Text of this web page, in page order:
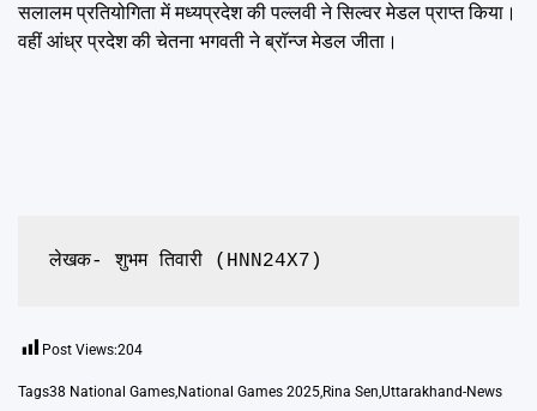
सलालम प्रतियोगिता में मध्यप्रदेश की पल्लवी ने सिल्वर मेडल प्राप्त किया।
वहीं आंध्र प्रदेश की चेतना भगवती ने ब्रॉन्ज मेडल जीता।
लेखक- शुभम तिवारी (HNN24X7)
Post Views:204
Tags38 National Games,National Games 2025,Rina Sen,Uttarakhand-News